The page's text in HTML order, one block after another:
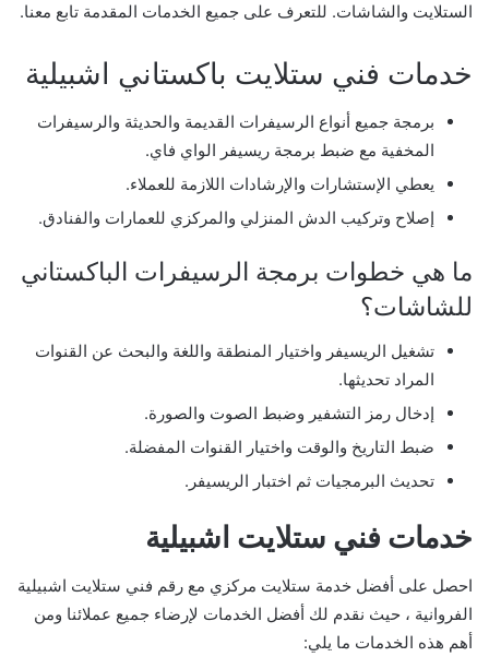
الستلايت والشاشات. للتعرف على جميع الخدمات المقدمة تابع معنا.
خدمات فني ستلايت باكستاني اشبيلية
برمجة جميع أنواع الرسيفرات القديمة والحديثة والرسيفرات
المخفية مع ضبط برمجة ريسيفر الواي فاي.
يعطي الإستشارات والإرشادات اللازمة للعملاء.
إصلاح وتركيب الدش المنزلي والمركزي للعمارات والفنادق.
ما هي خطوات برمجة الرسيفرات الباكستاني
للشاشات؟
تشغيل الريسيفر واختيار المنطقة واللغة والبحث عن القنوات
المراد تحديثها.
إدخال رمز التشفير وضبط الصوت والصورة.
ضبط التاريخ والوقت واختيار القنوات المفضلة.
تحديث البرمجيات ثم اختبار الريسيفر.
خدمات فني ستلايت اشبيلية
احصل على أفضل خدمة ستلايت مركزي مع رقم فني ستلايت اشبيلية
الفروانية ، حيث نقدم لك أفضل الخدمات لإرضاء جميع عملائنا ومن
أهم هذه الخدمات ما يلي: